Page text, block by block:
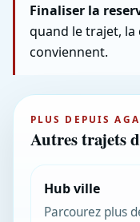
Finaliser la
quand le trajet,
conviennent.
PLUS DEPUIS
Autres trajets
Hub ville
Parcourez plus